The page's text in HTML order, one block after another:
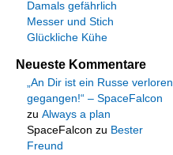
Damals gefährlich
Messer und Stich
Glückliche Kühe
Neueste Kommentare
„An Dir ist ein Russe verloren
gegangen!“ – SpaceFalcon
zu Always a plan
SpaceFalcon zu Bester
Freund